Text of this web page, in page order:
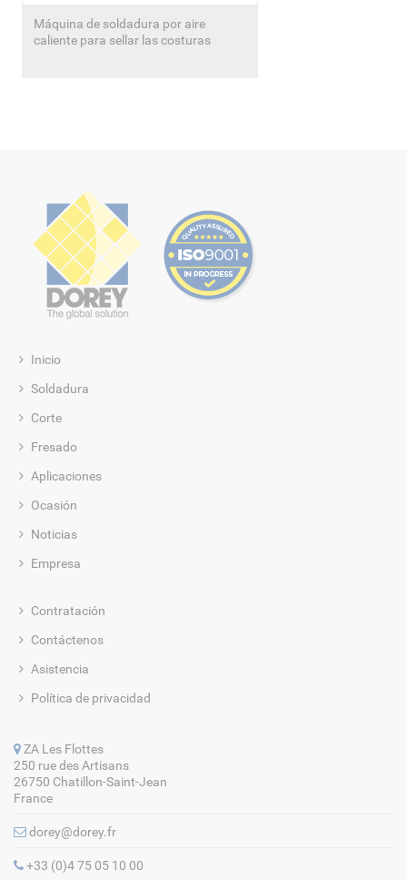
Máquina de soldadura por aire
caliente para sellar las costuras
Inicio
Soldadura
Corte
Fresado
Aplicaciones
Ocasión
Noticias
Empresa
Contratación
Contáctenos
Asistencia
Política de privacidad
ZA Les Flottes
250 rue des Artisans
26750 Chatillon-Saint-Jean
France
dorey@dorey.fr
+33 (0)4 75 05 10 00